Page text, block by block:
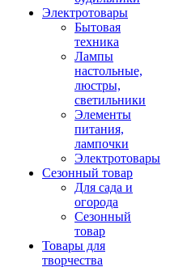
Электротовары
Бытовая
техника
Лампы
настольные,
люстры,
светильники
Элементы
питания,
лампочки
Электротовары
Сезонный товар
Для сада и
огорода
Сезонный
товар
Товары для
творчества